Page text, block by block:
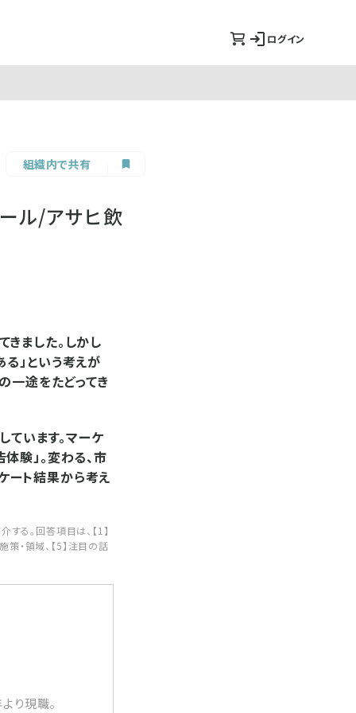
ログイン
組織内で共有
ル/アサヒ飲
ました。しかし
」という考えが
一途をたどってき
ています。マーケ
験」。変わる、市
ート結果から考え
る。回答項目は、【1】
・領域、【5】注目の話
り現職。